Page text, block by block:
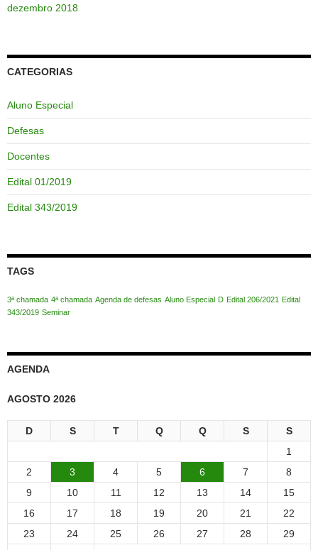
dezembro 2018
CATEGORIAS
Aluno Especial
Defesas
Docentes
Edital 01/2019
Edital 343/2019
TAGS
3ª chamada 4ª chamada Agenda de defesas Aluno Especial D Edital 206/2021 Edital
343/2019 Seminar
AGENDA
AGOSTO 2026
D S T Q Q S
S
1
2
3 4 5 6 7
8
9
10 11 12 13 14
15
16
17 18 19 20 21
22
23
24 25 26 27 28
29